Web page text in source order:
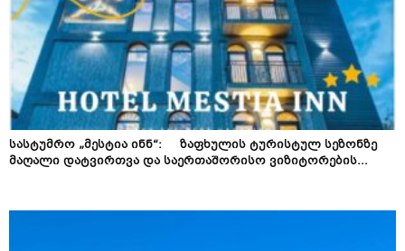
სასტუმრო „მესტია ინნ“: ზაფხულის ტურისტულ სეზონზე
მაღალი დატვირთვა და საერთაშორისო ვიზიტორების...